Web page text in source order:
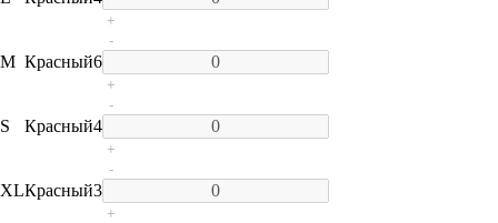
+
M Красный6
-
+
S Красный4
-
+
XLКрасный3
-
+